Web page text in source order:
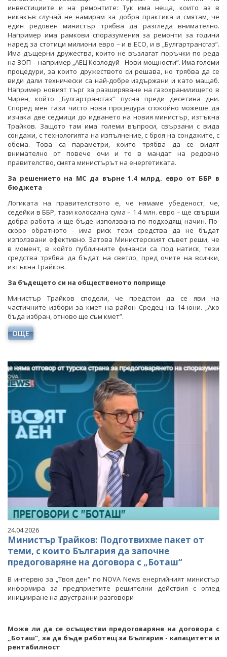
инвестициите и на ремонтите: Тук има неща, които аз в
никакъв случай не намирам за добра практика и смятам, че
един редовен министър трябва да разгледа внимателно.
Например има рамкови споразумения за ремонти за години
наред за стотици милиони евро – и в ЕСО, и в „Булгартрансгаз”.
Има дъщерни дружества, които не възлагат поръчки по реда
на ЗОП – например „АЕЦ Козлодуй - Нови мощности”. Има големи
процедури, за които дружеството си решава, но трябва да се
види дали технически са най-добре издържани и като мащаб.
Например новият търг за разширяване на газохранилището в
Чирен, който „Булгартрансгаз” пусна преди десетина дни.
Според мен тази чисто нова процедура спокойно можеше да
изчака две седмици до идването на новия министър, изтъкна
Трайков. Защото там има големи въпроси, свързани с вида
сондажи, с технологията на изпълнение, с броя на сондажите, с
обема. Това са параметри, които трябва да се видят
внимателно от повече очи и то в мандат на редовно
правителство, смята министърът на енергетиката.
За решението на МС да върне 1.4 млрд. евро от ББР в
бюджета
Логиката на правителството е, че нямаме убеденост, че,
седейки в ББР, тази колосална сума – 1.4 млн. евро – ще свърши
добра работа и ще бъде използвана по подходящ начин. По-
скоро обратното - има риск тези средства да не бъдат
използвани ефективно. Затова Министерският съвет реши, че
в момент, в който публичните финанси са под натиск, тези
средства трябва да бъдат на светло, пред очите на всички,
изтъкна Трайков.
За бъдещето си на общественото поприще
Министър Трайков сподели, че предстои да се яви на
частичните избори за кмет на район Средец на 14 юни. „Ако
бъда избран, отново ще съм кмет”.
ОЩЕ
24.04.2026
Министър Трайков: Подготвихме пакет от
теми, с които България да започне
предоговаряне на договора с „Боташ“
В интервю за „Твоя ден“ по NOVA News енергийният министър
информира за предприетите решителни действия с оглед
иницииране на двустранни разговори
Може ли да се осъществи предоговаряне на договора с
„Боташ“, за да бъде работещ за България - капацитети и
рентабилност